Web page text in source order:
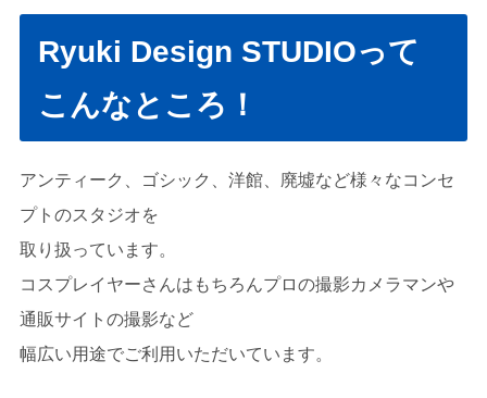
Ryuki Design STUDIOって
こんなところ！
アンティーク、ゴシック、洋館、廃墟など様々なコンセ
プトのスタジオを
取り扱っています。
コスプレイヤーさんはもちろんプロの撮影カメラマンや
通販サイトの撮影など
幅広い用途でご利用いただいています。